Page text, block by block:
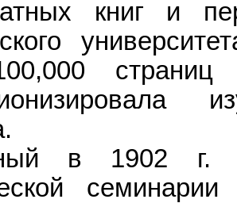
книг и
страниц
в 1902
г.